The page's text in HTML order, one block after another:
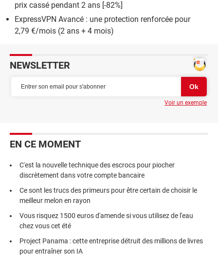
prix cassé pendant 2 ans [-82%]
ExpressVPN Avancé : une protection renforcée pour
2,79 €/mois (2 ans + 4 mois)
NEWSLETTER
Voir un exemple
EN CE MOMENT
C'est la nouvelle technique des escrocs pour piocher
discrètement dans votre compte bancaire
Ce sont les trucs des primeurs pour être certain de choisir le
meilleur melon en rayon
Vous risquez 1500 euros d'amende si vous utilisez de l'eau
chez vous cet été
Project Panama : cette entreprise détruit des millions de livres
pour entraîner son IA